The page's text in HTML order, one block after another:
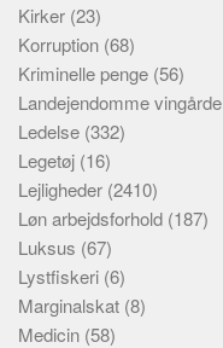
Kirker (23)
Korruption (68)
Kriminelle penge (56)
Landejendomme vingårde
Ledelse (332)
Legetøj (16)
Lejligheder (2410)
Løn arbejdsforhold (187)
Luksus (67)
Lystfiskeri (6)
Marginalskat (8)
Medicin (58)